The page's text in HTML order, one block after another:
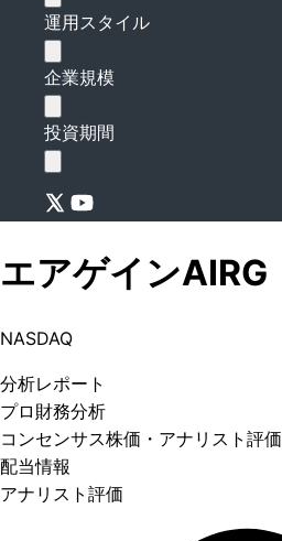
運用スタイル
企業規模
投資期間
エアゲインAIRG
NASDAQ
分析レポート
プロ 財務分析
コンセンサス株価 ・アナリスト評価
配当情報
アナリスト評価